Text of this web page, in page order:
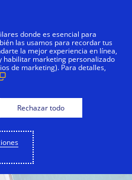
donde es esencial para
las usamos para recordar tus
la mejor experiencia en línea,
habilitar marketing personalizado
de marketing). Para detalles,
Rechazar todo